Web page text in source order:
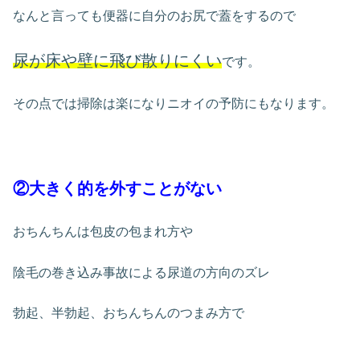
なんと言っても便器に自分のお尻で蓋をするので
尿が床や壁に飛び散りにくいです。
その点では掃除は楽になりニオイの予防にもなります。
②大きく的を外すことがない
おちんちんは包皮の包まれ方や
陰毛の巻き込み事故による尿道の方向のズレ
勃起、半勃起、おちんちんのつまみ方で